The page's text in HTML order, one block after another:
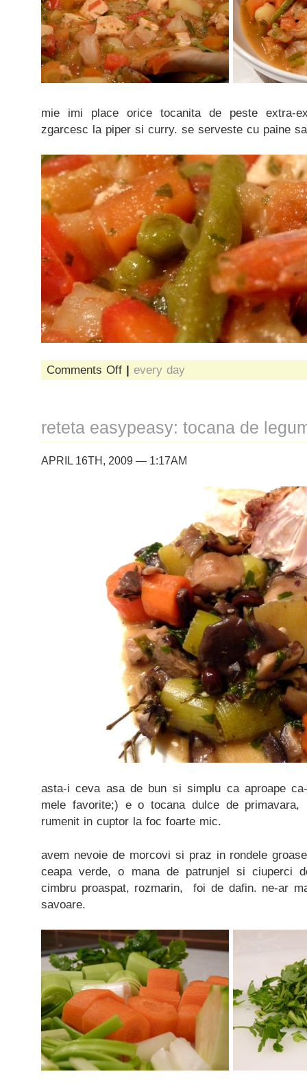
mie imi place orice tocanita de peste extra-
zgarcesc la piper si curry. se serveste cu paine
Comments Offon
reteta
cele
mai
ingrediente
| every day
reteta easypeasy: tocana de
APRIL 16TH, 2009 — 1:17AM
asta-i ceva asa de bun si simplu ca aproape
mele favorite;) e o tocana dulce de
rumenit in cuptor la foc foarte mic.
avem nevoie de morcovi si praz in rondele
ceapa verde, o mana de patrunjel si ciuperci
cimbru proaspat, rozmarin, foi de dafin. ne-ar
savoare.